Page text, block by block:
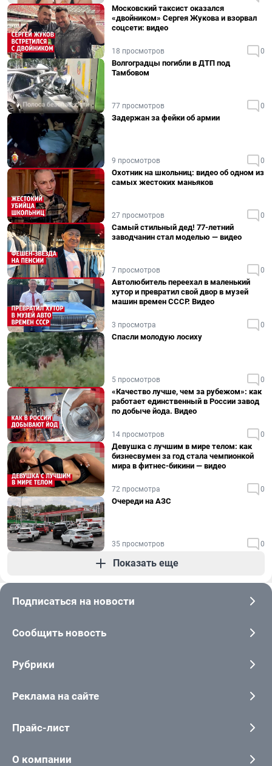
Московский таксист оказался
«двойником» Сергея Жукова и взорвал
соцсети: видео
18 просмотров 0
Волгоградцы погибли в ДТП под
Тамбовом
77 просмотров 0
Задержан за фейки об армии
9 просмотров 0
Охотник на школьниц: видео об одном из
самых жестоких маньяков
27 просмотров 0
Самый стильный дед! 77-летний
заводчанин стал моделью — видео
7 просмотров 0
Автолюбитель переехал в маленький
хутор и превратил свой двор в музей
машин времен СССР. Видео
3 просмотра 0
Спасли молодую лосиху
5 просмотров 0
«Качество лучше, чем за рубежом»: как
работает единственный в России завод
по добыче йода. Видео
14 просмотров 0
Девушка с лучшим в мире телом: как
бизнесвумен за год стала чемпионкой
мира в фитнес-бикини — видео
72 просмотра 0
Очереди на АЗС
35 просмотров 0
Показать еще
Подписаться на новости
Сообщить новость
Рубрики
Реклама на сайте
Прайс-лист
О компании